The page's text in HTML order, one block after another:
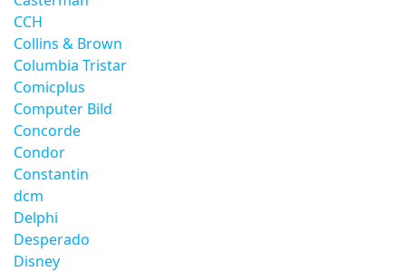
CCH
Collins & Brown
Columbia Tristar
Comicplus
Computer Bild
Concorde
Condor
Constantin
dcm
Delphi
Desperado
Disney